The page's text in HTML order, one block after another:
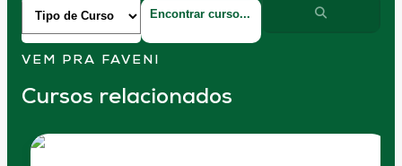
VEM PRA FAVENI
Cursos relacionados